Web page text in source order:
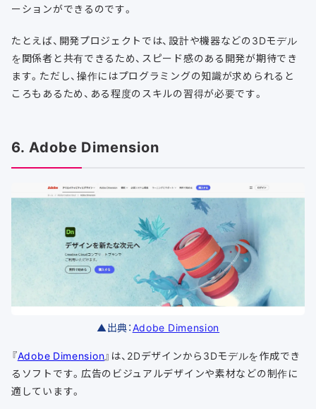
ーションができるのです。
たとえば、開発プロジェクトでは、設計や機器などの3Dモデル
を関係者と共有できるため、スピード感のある開発が期待でき
ます。ただし、操作にはプログラミングの知識が求められると
ころもあるため、ある程度のスキルの習得が必要です。
6. Adobe Dimension
▲出典：Adobe Dimension
『Adobe Dimension』は、2Dデザインから3Dモデルを作成でき
るソフトです。広告のビジュアルデザインや素材などの制作に
適しています。